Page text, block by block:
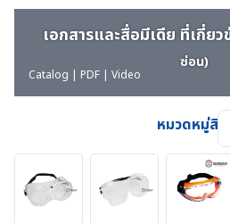
เอกสารและสื่อมีเดีย ที่เกี่ยว
ซ่อน)
Catalog | PDF | Video
หมวดหมู่สิน